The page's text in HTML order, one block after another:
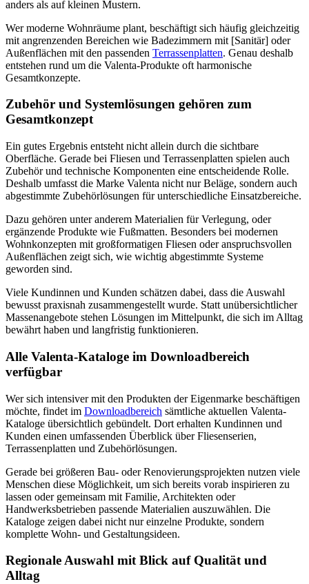
anders als auf kleinen Mustern.
Wer moderne Wohnräume plant, beschäftigt sich häufig gleichzeitig
mit angrenzenden Bereichen wie Badezimmern mit [Sanitär] oder
Außenflächen mit den passenden Terrassenplatten. Genau deshalb
entstehen rund um die Valenta-Produkte oft harmonische
Gesamtkonzepte.
Zubehör und Systemlösungen gehören zum
Gesamtkonzept
Ein gutes Ergebnis entsteht nicht allein durch die sichtbare
Oberfläche. Gerade bei Fliesen und Terrassenplatten spielen auch
Zubehör und technische Komponenten eine entscheidende Rolle.
Deshalb umfasst die Marke Valenta nicht nur Beläge, sondern auch
abgestimmte Zubehörlösungen für unterschiedliche Einsatzbereiche.
Dazu gehören unter anderem Materialien für Verlegung, oder
ergänzende Produkte wie Fußmatten. Besonders bei modernen
Wohnkonzepten mit großformatigen Fliesen oder anspruchsvollen
Außenflächen zeigt sich, wie wichtig abgestimmte Systeme
geworden sind.
Viele Kundinnen und Kunden schätzen dabei, dass die Auswahl
bewusst praxisnah zusammengestellt wurde. Statt unübersichtlicher
Massenangebote stehen Lösungen im Mittelpunkt, die sich im Alltag
bewährt haben und langfristig funktionieren.
Alle Valenta-Kataloge im Downloadbereich
verfügbar
Wer sich intensiver mit den Produkten der Eigenmarke beschäftigen
möchte, findet im Downloadbereich sämtliche aktuellen Valenta-
Kataloge übersichtlich gebündelt. Dort erhalten Kundinnen und
Kunden einen umfassenden Überblick über Fliesenserien,
Terrassenplatten und Zubehörlösungen.
Gerade bei größeren Bau- oder Renovierungsprojekten nutzen viele
Menschen diese Möglichkeit, um sich bereits vorab inspirieren zu
lassen oder gemeinsam mit Familie, Architekten oder
Handwerksbetrieben passende Materialien auszuwählen. Die
Kataloge zeigen dabei nicht nur einzelne Produkte, sondern
komplette Wohn- und Gestaltungsideen.
Regionale Auswahl mit Blick auf Qualität und
Alltag